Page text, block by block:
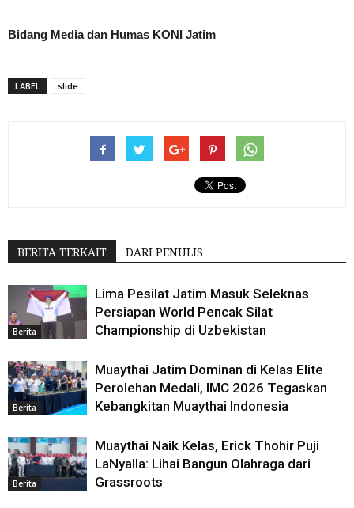
Bidang Media dan Humas KONI Jatim
LABEL slide
BERITA TERKAIT DARI PENULIS
Berita
Lima Pesilat Jatim Masuk Seleknas
Persiapan World Pencak Silat
Championship di Uzbekistan
Berita
Muaythai Jatim Dominan di Kelas Elite
Perolehan Medali, IMC 2026 Tegaskan
Kebangkitan Muaythai Indonesia
Berita
Muaythai Naik Kelas, Erick Thohir Puji
LaNyalla: Lihai Bangun Olahraga dari
Grassroots